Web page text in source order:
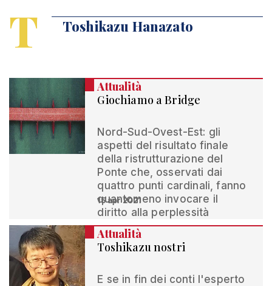
T Toshikazu Hanazato
Attualità
Giochiamo a Bridge
Nord-Sud-Ovest-Est: gli
aspetti del risultato finale
della ristrutturazione del
Ponte che, osservati dai
quattro punti cardinali, fanno
quantomeno invocare il
diritto alla perplessità
15 apr 2021
Attualità
Toshikazu nostri
E se in fin dei conti l'esperto